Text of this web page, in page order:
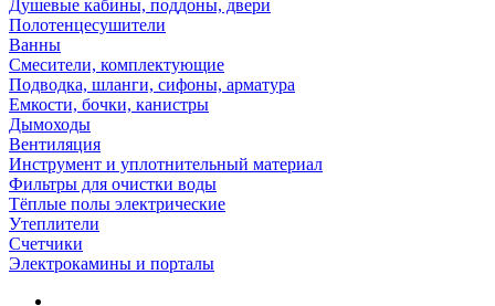
Душевые кабины, поддоны, двери
Полотенцесушители
Ванны
Смесители, комплектующие
Подводка, шланги, сифоны, арматура
Емкости, бочки, канистры
Дымоходы
Вентиляция
Инструмент и уплотнительный материал
Фильтры для очистки воды
Тёплые полы электрические
Утеплители
Счетчики
Электрокамины и порталы